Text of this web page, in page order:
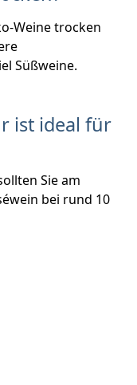
Weine trocken
Süßweine.
ist ideal für
Sie am
bei rund 10